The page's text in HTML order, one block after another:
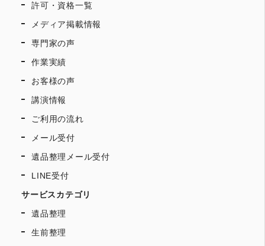
許可・資格一覧
メディア掲載情報
専門家の声
作業実績
お客様の声
講演情報
ご利用の流れ
メール受付
遺品整理メール受付
LINE受付
サービスカテゴリ
遺品整理
生前整理